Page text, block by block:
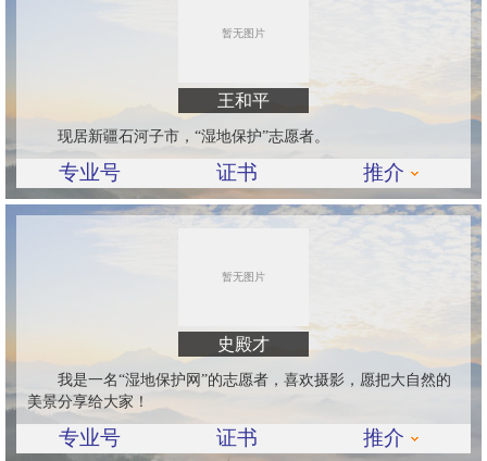
王和平
现居新疆石河子市，“湿地保护”志愿者。
专业号 证书 推介
史殿才
我是一名“湿地保护网”的志愿者，喜欢摄影，愿把大自然的
美景分享给大家！
专业号 证书 推介